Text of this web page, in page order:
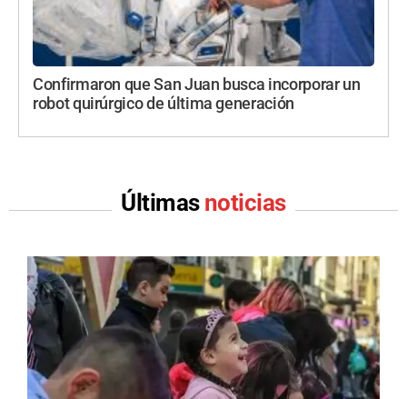
Confirmaron que San Juan busca incorporar un
robot quirúrgico de última generación
Últimas noticias